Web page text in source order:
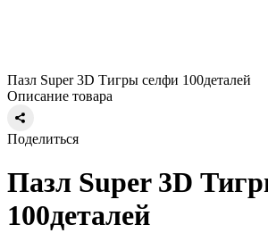
Пазл Super 3D Тигры селфи 100деталей
Описание товара
Поделиться
Пазл Super 3D
100деталей